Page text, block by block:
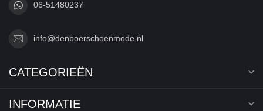
06-51480237
info@denboerschoenmode.nl
CATEGORIEËN
INFORMATIE